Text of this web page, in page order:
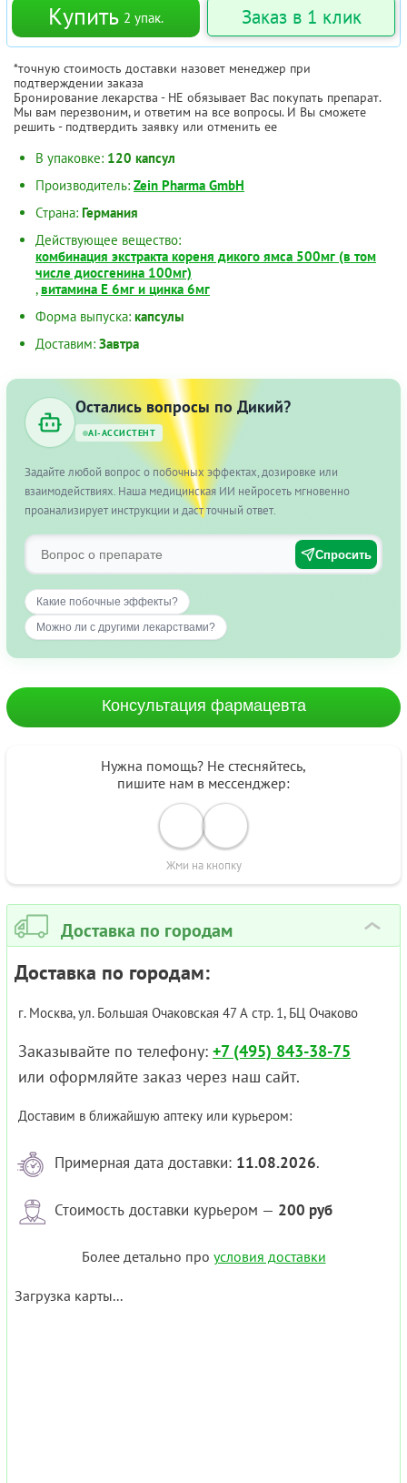
Купить 2 упак. Заказ в 1 клик
*точную стоимость доставки назовет менеджер при
подтверждении заказа
Бронирование лекарства - НЕ обязывает Вас покупать препарат.
Мы вам перезвоним, и ответим на все вопросы. И Вы сможете
решить - подтвердить заявку или отменить ее
В упаковке: 120 капсул
Производитель: Zein Pharma GmbH
Страна: Германия
Действующее вещество:
комбинация экстракта кореня дикого ямса 500мг (в том
числе диосгенина 100мг)
,витамина Е 6мг и цинка 6мг
Форма выпуска: капсулы
Доставим: Завтра
Остались вопросы по Дикий?
AI-АССИСТЕНТ
Задайте любой вопрос о побочных эффектах, дозировке или
взаимодействиях. Наша медицинская ИИ нейросеть мгновенно
проанализирует инструкции и даст точный ответ.
Спросить
Какие побочные эффекты?
Можно ли с другими лекарствами?
Консультация фармацевта
Нужна помощь? Не стесняйтесь,
пишите нам в мессенджер:
Жми на кнопку
Доставка по городам ›
Доставка по городам:
г. Москва, ул. Большая Очаковская 47 А стр. 1, БЦ Очаково
Заказывайте по телефону: +7 (495) 843-38-75
или оформляйте заказ через наш сайт.
Доставим в ближайшую аптеку или курьером:
Примерная дата доставки: 11.08.2026.
Стоимость доставки курьером — 200 руб
Более детально про условия доставки
Загрузка карты...